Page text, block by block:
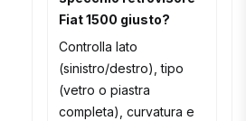
Fiat 1500 giusto?
Controlla lato
(sinistro/destro), tipo
(vetro o piastra
completa), curvatura e